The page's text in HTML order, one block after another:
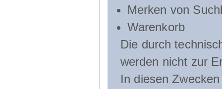
Merken von
Warenkorb
Die durch
werden nicht zur
In diesen